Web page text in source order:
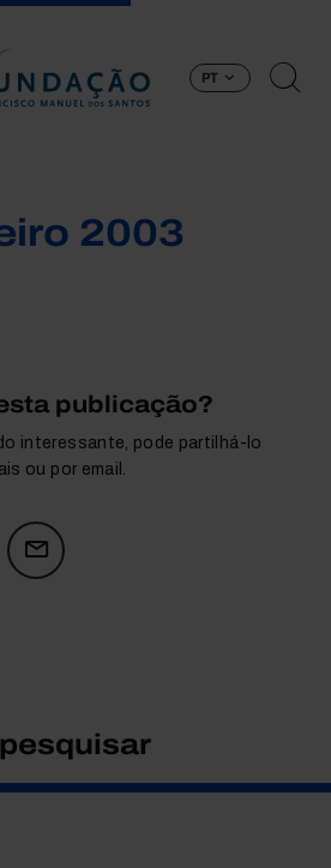
PT
2003
publicação?
interessante, pode partilhá-lo
ou por email.